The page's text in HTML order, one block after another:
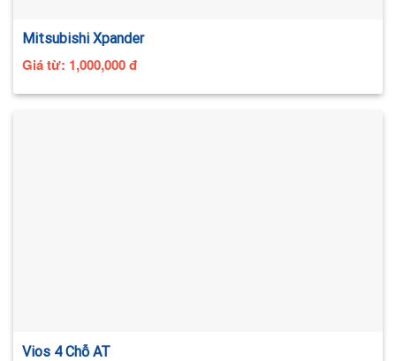
Mitsubishi Xpander
Giá từ: 1,000,000đ
Vios 4 Chỗ AT